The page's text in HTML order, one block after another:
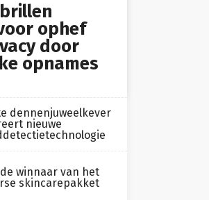
ophef
door
opnames
dennenjuweelkever
nieuwe
winnaar van het
skincarepakket